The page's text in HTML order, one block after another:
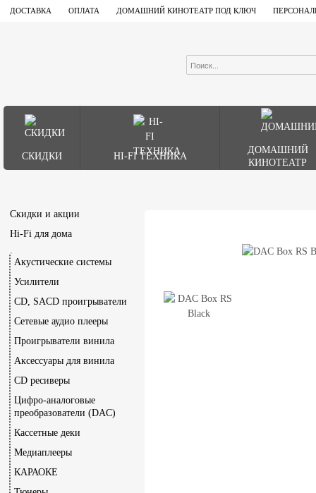
ДОСТАВКА ОПЛАТА ДОМАШНИЙ КИНОТЕАТР ПОД КЛЮЧ
СКИДКИ HI-FI ТЕХНИКА
ДОМАШНИЙ
КИНОТЕАТР
Скидки и акции
Hi-Fi для дома
Акустические системы
Усилители
CD, SACD проигрыватели
Сетевые аудио плееры
Проигрыватели винила
Аксессуары для винила
CD ресиверы
Цифро-аналоговые
преобразователи (DAC)
Кассетные деки
Медиаплееры
КАРАОКЕ